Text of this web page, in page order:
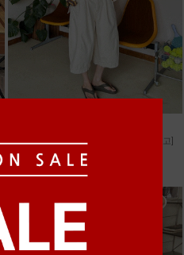
m_헤세드 스티치 데님팬츠 [4차 재입고]
87,000원